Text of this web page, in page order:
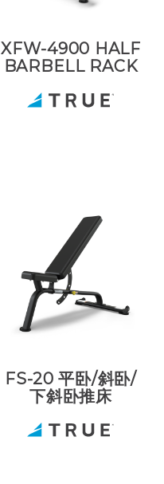
XFW-4900 HALF
BARBELL RACK
FS-20 平卧/斜卧/
下斜卧推床